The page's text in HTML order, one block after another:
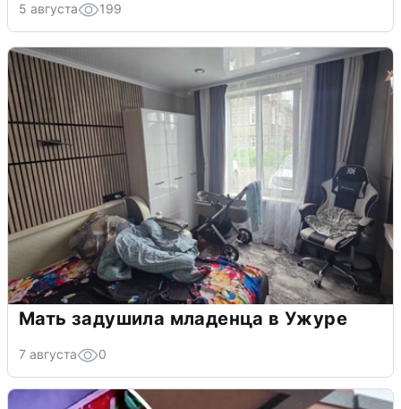
5 августа 199
Мать задушила младенца в Ужуре
7 августа 0